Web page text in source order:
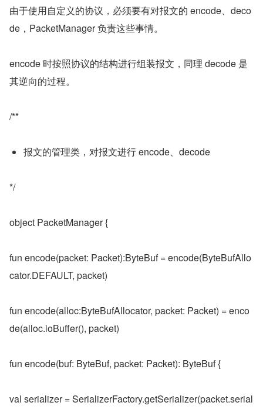
由于使用自定义的协议，必须要有对报文的 encode、deco
de，PacketManager 负责这些事情。
encode 时按照协议的结构进行组装报文，同理 decode 是
其逆向的过程。
/**
报文的管理类，对报文进行 encode、decode
*/
object PacketManager {
fun encode(packet: Packet):ByteBuf = encode(ByteBufAllo
cator.DEFAULT, packet)
fun encode(alloc:ByteBufAllocator, packet: Packet) = enco
de(alloc.ioBuffer(), packet)
fun encode(buf: ByteBuf, packet: Packet): ByteBuf {
val serializer = SerializerFactory.getSerializer(packet.serial